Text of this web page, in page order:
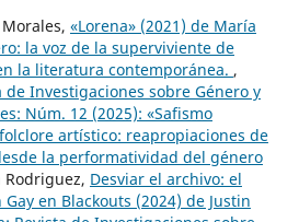
«Lorena» (2021) de María
la voz de la superviviente de
la literatura contemporánea. ,
de Investigaciones sobre Género y
Núm. 12 (2025): «Safismo
artístico: reapropiaciones de
la performatividad del género
Desviar el archivo: el
en Blackouts (2024) de Justin